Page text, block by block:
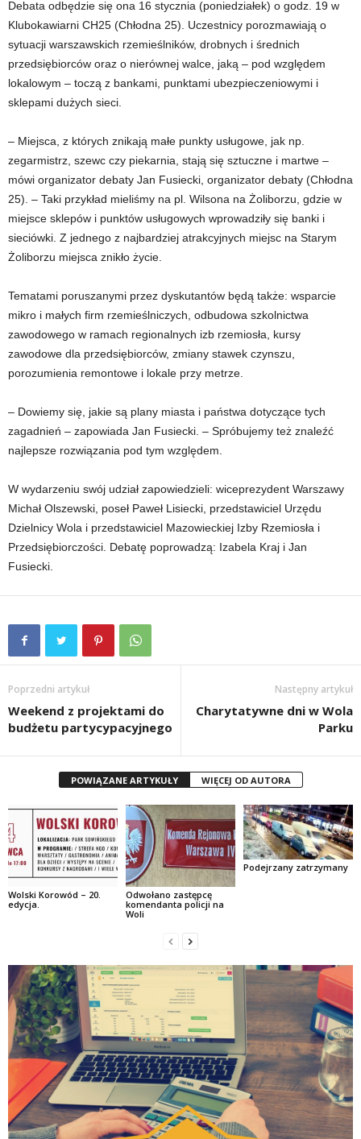
Debata odbędzie się ona 16 stycznia (poniedziałek) o godz. 19 w
Klubokawiarni CH25 (Chłodna 25). Uczestnicy porozmawiają o
sytuacji warszawskich rzemieślników, drobnych i średnich
przedsiębiorców oraz o nierównej walce, jaką – pod względem
lokalowym – toczą z bankami, punktami ubezpieczeniowymi i
sklepami dużych sieci.
– Miejsca, z których znikają małe punkty usługowe, jak np.
zegarmistrz, szewc czy piekarnia, stają się sztuczne i martwe –
mówi organizator debaty Jan Fusiecki, organizator debaty (Chłodna
25). – Taki przykład mieliśmy na pl. Wilsona na Żoliborzu, gdzie w
miejsce sklepów i punktów usługowych wprowadziły się banki i
sieciówki. Z jednego z najbardziej atrakcyjnych miejsc na Starym
Żoliborzu miejsca znikło życie.
Tematami poruszanymi przez dyskutantów będą także: wsparcie
mikro i małych firm rzemieślniczych, odbudowa szkolnictwa
zawodowego w ramach regionalnych izb rzemiosła, kursy
zawodowe dla przedsiębiorców, zmiany stawek czynszu,
porozumienia remontowe i lokale przy metrze.
– Dowiemy się, jakie są plany miasta i państwa dotyczące tych
zagadnień – zapowiada Jan Fusiecki. – Spróbujemy też znaleźć
najlepsze rozwiązania pod tym względem.
W wydarzeniu swój udział zapowiedzieli: wiceprezydent Warszawy
Michał Olszewski, poseł Paweł Lisiecki, przedstawiciel Urzędu
Dzielnicy Wola i przedstawiciel Mazowieckiej Izby Rzemiosła i
Przedsiębiorczości. Debatę poprowadzą: Izabela Kraj i Jan
Fusiecki.
Poprzedni artykuł
Weekend z projektami do
budżetu partycypacyjnego
Następny artykuł
Charytatywne dni w Wola
Parku
POWIĄZANE ARTYKUŁY WIĘCEJ OD AUTORA
Wolski Korowód – 20.
edycja.
Odwołano zastępcę
komendanta policji na
Woli
Podejrzany zatrzymany